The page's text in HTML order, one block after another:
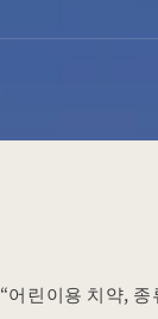
“어린이용 치약,